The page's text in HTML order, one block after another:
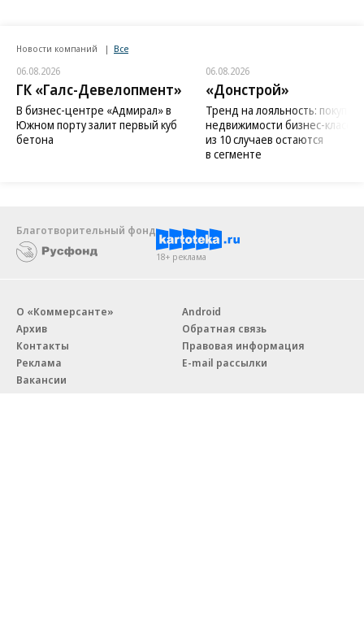
Новости компаний Все
06.08.2026
ГК «Галс-Девелопмент»
В бизнес-центре «Адмирал» в
Южном порту залит первый куб
бетона
06.08.2026
«Донстрой»
Тренд на лояльность:
недвижимости бизнес-класса
из 10 случаев остаются
в сегменте
Благотворительный фонд
18+ реклама
О «Коммерсанте»
Архив
Контакты
Реклама
Вакансии
Android
Обратная связь
Правовая информация
E-mail рассылки